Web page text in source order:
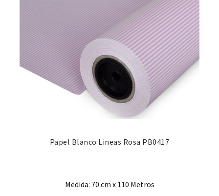
Papel Blanco Lineas Rosa PB0417
Medida: 70 cm x 110 Metros